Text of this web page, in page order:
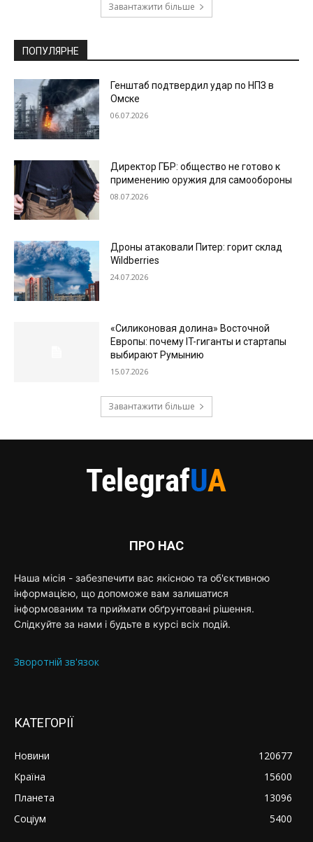
Завантажити більше
ПОПУЛЯРНЕ
Генштаб подтвердил удар по НПЗ в
Омске
06.07.2026
Директор ГБР: общество не готово к
применению оружия для самообороны
08.07.2026
Дроны атаковали Питер: горит склад
Wildberries
24.07.2026
«Силиконовая долина» Восточной
Европы: почему IT-гиганты и стартапы
выбирают Румынию
15.07.2026
Завантажити більше
ПРО НАС
Наша місія - забезпечити вас якісною та об'єктивною
інформацією, що допоможе вам залишатися
інформованим та приймати обґрунтовані рішення.
Слідкуйте за нами і будьте в курсі всіх подій.
Зворотній зв'язок
КАТЕГОРІЇ
Новини
120677
Країна
15600
Планета
13096
Соціум
5400